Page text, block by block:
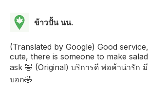
ข้าวปั้น นน.
(Translated by Google) Good
cute, there is someone to make
ask 🤣 (Original) บริการดี พ่อค้าน่ารัก
บอก🤣